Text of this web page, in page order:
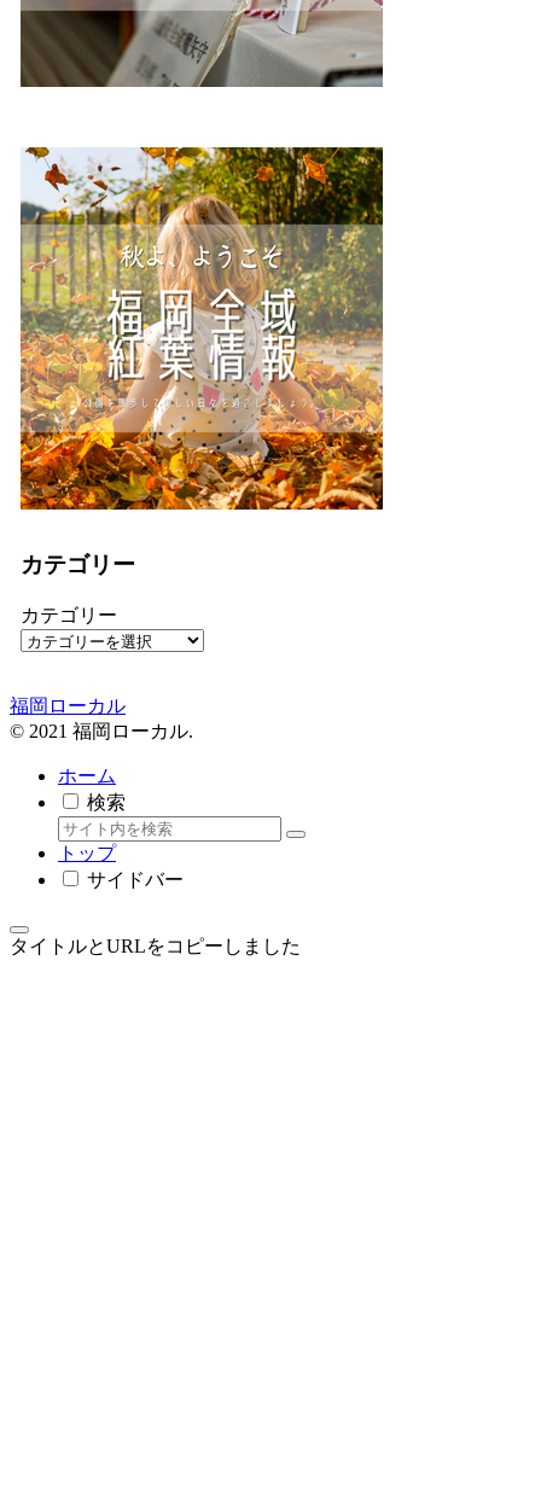
カテゴリー
カテゴリー
福岡ローカル
© 2021 福岡ローカル.
ホーム
検索
トップ
サイドバー
タイトルとURLをコピーしました